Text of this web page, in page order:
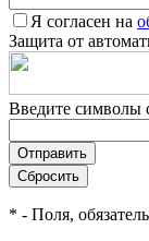
Я согласен на
Защита от
Введите символы
* - Поля,